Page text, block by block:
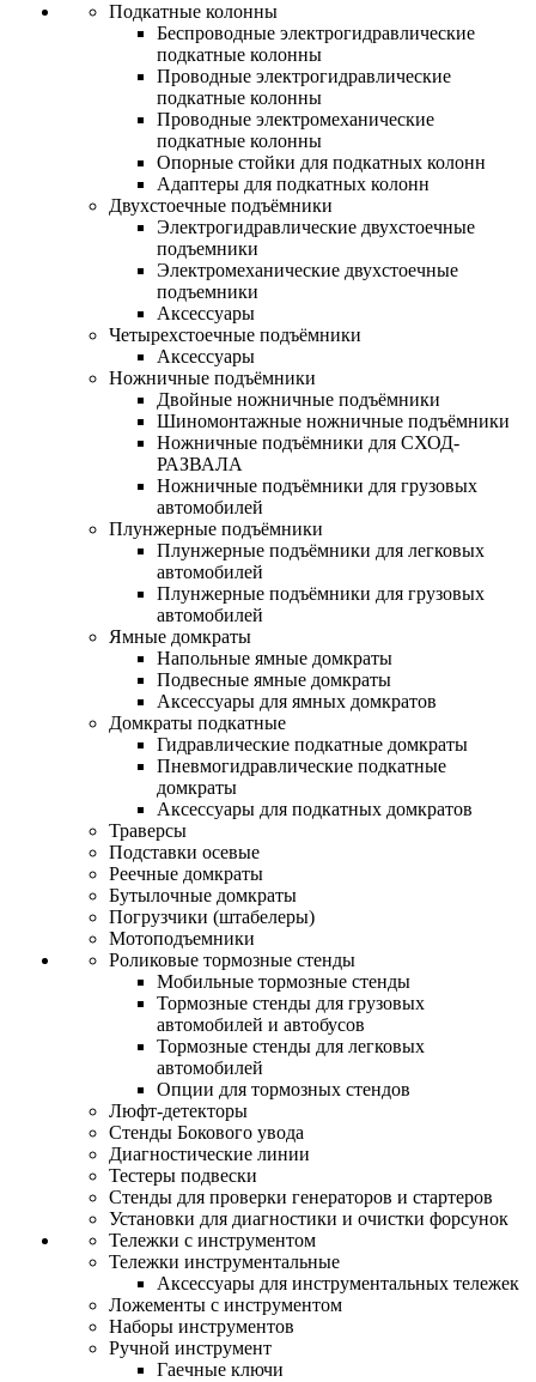
Подкатные колонны
Беспроводные электрогидравлические
подкатные колонны
Проводные электрогидравлические
подкатные колонны
Проводные электромеханические
подкатные колонны
Опорные стойки для подкатных колонн
Адаптеры для подкатных колонн
Двухстоечные подъёмники
Электрогидравлические двухстоечные
подъемники
Электромеханические двухстоечные
подъемники
Аксессуары
Четырехстоечные подъёмники
Аксессуары
Ножничные подъёмники
Двойные ножничные подъёмники
Шиномонтажные ножничные подъёмники
Ножничные подъёмники для СХОД-
РАЗВАЛА
Ножничные подъёмники для грузовых
автомобилей
Плунжерные подъёмники
Плунжерные подъёмники для легковых
автомобилей
Плунжерные подъёмники для грузовых
автомобилей
Ямные домкраты
Напольные ямные домкраты
Подвесные ямные домкраты
Аксессуары для ямных домкратов
Домкраты подкатные
Гидравлические подкатные домкраты
Пневмогидравлические подкатные
домкраты
Аксессуары для подкатных домкратов
Траверсы
Подставки осевые
Реечные домкраты
Бутылочные домкраты
Погрузчики (штабелеры)
Мотоподъемники
Роликовые тормозные стенды
Мобильные тормозные стенды
Тормозные стенды для грузовых
автомобилей и автобусов
Тормозные стенды для легковых
автомобилей
Опции для тормозных стендов
Люфт-детекторы
Стенды Бокового увода
Диагностические линии
Тестеры подвески
Стенды для проверки генераторов и стартеров
Установки для диагностики и очистки форсунок
Тележки с инструментом
Тележки инструментальные
Аксессуары для инструментальных тележек
Ложементы с инструментом
Наборы инструментов
Ручной инструмент
Гаечные ключи